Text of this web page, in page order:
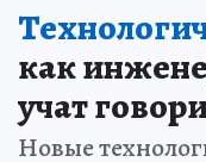
как
учат
Новые